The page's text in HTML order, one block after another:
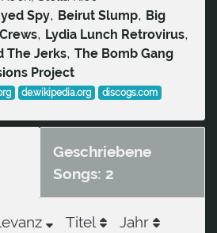
Spy, Beirut Slump, Big
, Lydia Lunch Retrovirus,
The Jerks, The Bomb Gang
Project
de.wikipedia.org discogs.com
Geschriebene
Songs: 2
Titel
Jahr